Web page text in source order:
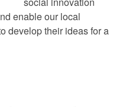
enable our local
develop their ideas for a